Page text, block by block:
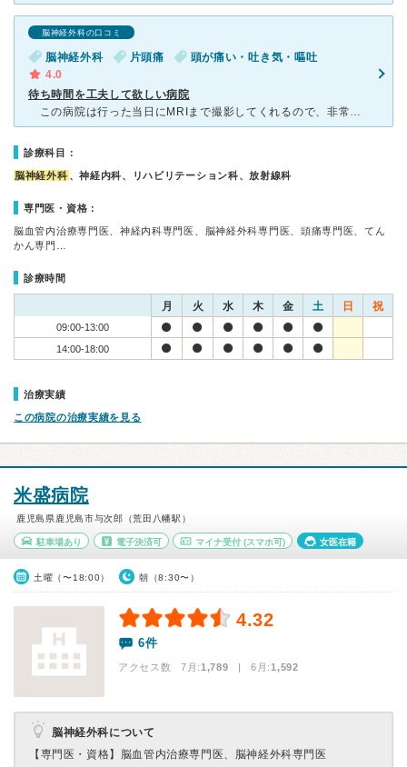
脳神経外科の口コミ
脳神経外科 片頭痛
頭が痛い・吐き気・嘔吐
4.0
待ち時間を工夫して欲しい病院
この病院は行った当日にMRIまで撮影してくれるので、非常に親切な病院です。他の病院に行くと予約が必要ですが、この病院は予約なしで当日に行くとMRIまで撮ってくれます。 ただし、病院の開始時間に受
診療科目：
脳神経外科 、神経内科、リハビリテーション科、放射線科
専門医・資格：
脳血管内治療専門医、神経内科専門医、脳神経外科専門医、頭痛専門医、てん
かん専門…
診療時間
月 火 水 木 金 土 日 祝
09:00-13:00
14:00-18:00
治療実績
この病院の治療実績を見る
米盛病院
鹿児島県鹿児島市与次郎（荒田八幡駅）
駐車場あり 電子決済可 マイナ受付 (スマホ可) 女医在籍
土曜（〜18:00） 朝（8:30〜）
4.32
6件
アクセス数 7月:1,789 | 6月:1,592
脳神経外科について
【専門医・資格】 脳血管内治療専門医、脳神経外科専門医